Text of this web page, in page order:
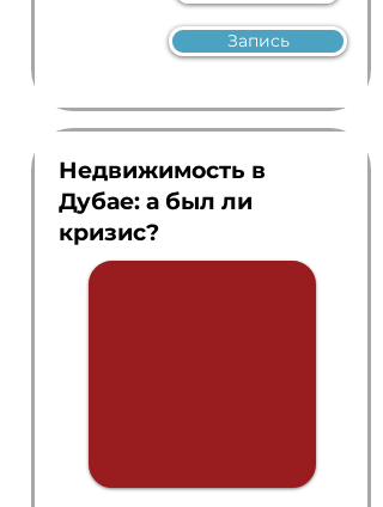
Запись
Недвижимость в
Дубае: а был ли
кризис?